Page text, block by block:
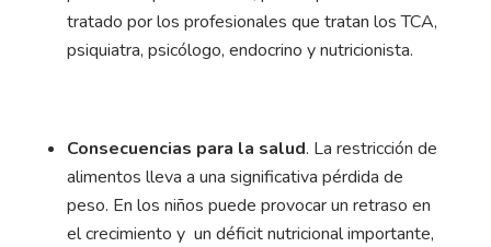
tratado por los profesionales que tratan los TCA,
psiquiatra, psicólogo, endocrino y nutricionista.
Consecuencias para la salud. La restricción de
alimentos lleva a una significativa pérdida de
peso. En los niños puede provocar un retraso en
el crecimiento y un déficit nutricional importante,